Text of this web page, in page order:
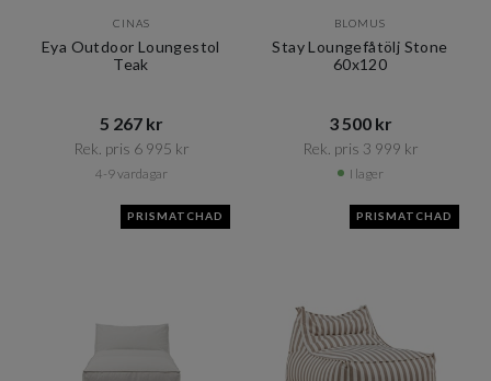
CINAS
Eya Outdoor Loungestol
Teak
5 267 kr​​
Rek. pris 6 995 kr​​
4-9 vardagar
BLOMUS
Stay Loungefåtölj Stone
60x120
3 500 kr​​
Rek. pris 3 999 kr​​
I lager
PRISMATCHAD PRISMATCHAD